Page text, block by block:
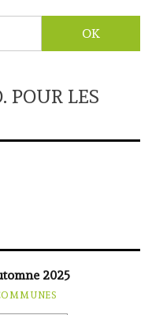
POUR LES
2025